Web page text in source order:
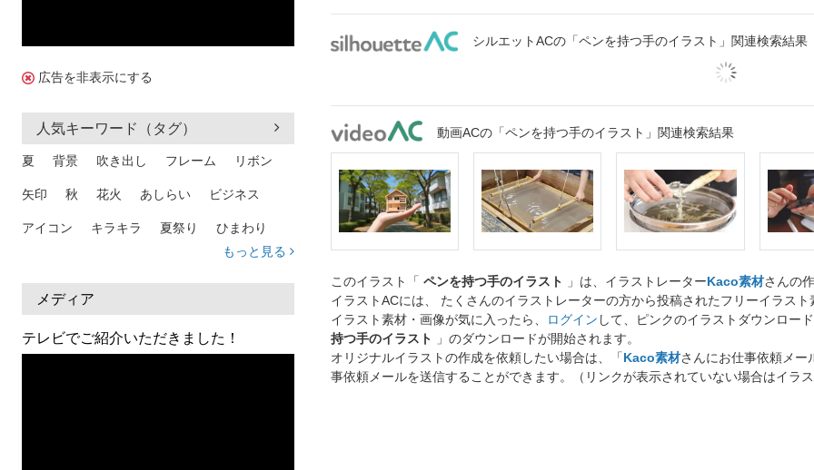
広告を非表示にする
人気キーワード（タグ）
夏 背景 吹き出し フレーム リボン
矢印 秋 花火 あしらい ビジネス
アイコン キラキラ 夏祭り ひまわり
熱中症
人物 暑中見舞い
日本地図 海
もっと見る
メディア
テレビでご紹介いただきました！
シルエットACの「ペンを持つ手のイラスト」関連検索結果
動画ACの「ペンを持つ手のイラスト」関連検索結果
このイラスト「 ペンを持つ手のイラスト 」は、イラストレーターKaco素材さんの
イラストACには、 たくさんのイラストレーターの方から投稿されたフリーイラス
イラスト素材・画像が気に入ったら、
ログイン して、ピンクのイラストダウンロー
持つ手のイラスト
」のダウンロードが開始されます。
オリジナルイラストの作成を依頼したい場合は、「Kaco素材さんにお仕事依頼メー
事依頼メールを送信することができます。（リンクが表示されていない場合はイラ